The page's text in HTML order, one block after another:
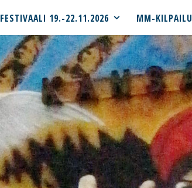
FESTIVAALI 19.-22.11.2026 MM-KILPAILU